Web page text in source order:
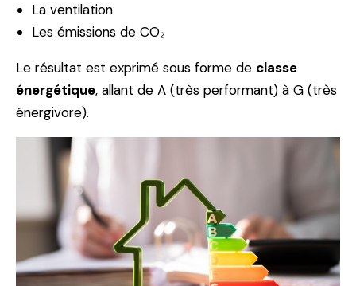
La ventilation
Les émissions de CO₂
Le résultat est exprimé sous forme de classe
énergétique, allant de A (très performant) à G (très
énergivore).